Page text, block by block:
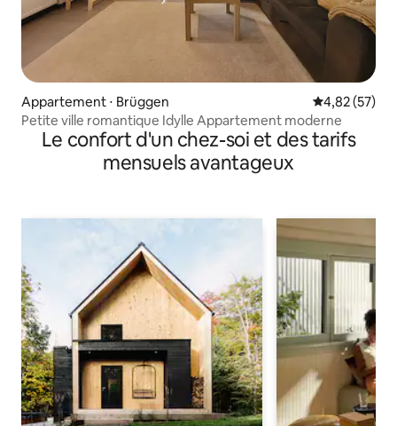
Appartement ⋅ Brüggen Évaluation
4,82 (57)
Petite ville romantique Idylle Appartement moderne
Le confort d'un chez-soi et des tarifs
mensuels avantageux